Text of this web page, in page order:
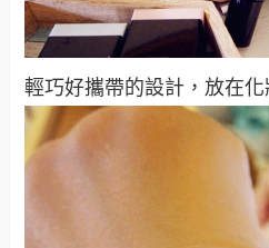
輕巧好攜帶的設計，放在化